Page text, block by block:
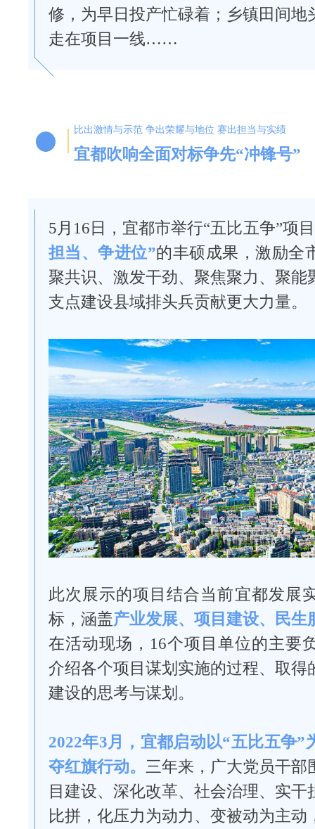
修，为早日投产忙碌着；乡镇田间地
走在项目一线……
比出激情与示范 争出荣耀与地位 赛出担当与实绩
宜都吹响全面对标争先“冲锋号”
5月16日，宜都市举行“五比五争”项
担当、争进位”的丰硕成果，激励全
聚共识、激发干劲、聚焦聚力、聚能
支点建设县域排头兵贡献更大力量。
此次展示的项目结合当前宜都发展
标，涵盖产业发展、项目建设、民生
在活动现场，16个项目单位的主要
介绍各个项目谋划实施的过程、取得
建设的思考与谋划。
2022年3月，宜都启动以“五比五争”
夺红旗行动。 三年来，广大党员干部
目建设、深化改革、社会治理、实干
比拼，化压力为动力、变被动为主动